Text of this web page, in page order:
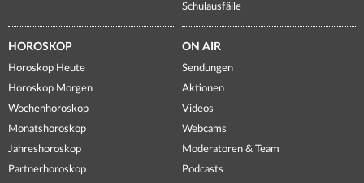
Schulausfälle
HOROSKOP
Horoskop Heute
Horoskop Morgen
Wochenhoroskop
Monatshoroskop
Jahreshoroskop
Partnerhoroskop
ON AIR
Sendungen
Aktionen
Videos
Webcams
Moderatoren & Team
Podcasts